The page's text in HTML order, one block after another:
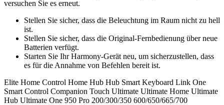
versuchen Sie es erneut.
Stellen Sie sicher, dass die Beleuchtung im Raum nicht zu hell
ist.
Stellen Sie sicher, dass die Original-Fernbedienung über neue
Batterien verfügt.
Starten Sie Ihr Harmony-Gerät neu, um sicherzustellen, dass
es für die Annahme von Befehlen bereit ist.
Elite Home Control Home Hub Hub Smart Keyboard Link One
Smart Control Companion Touch Ultimate Ultimate Home Ultimate
Hub Ultimate One 950 Pro 200/300/350 600/650/665/700